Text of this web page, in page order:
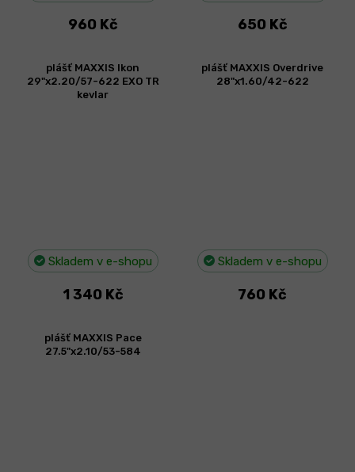
960 Kč 650 Kč
plášť MAXXIS Ikon
29"x2.20/57-622 EXO TR
kevlar
Skladem v e-shopu
1 340 Kč
plášť MAXXIS Overdrive
28"x1.60/42-622
Skladem v e-shopu
760 Kč
plášť MAXXIS Pace
27.5"x2.10/53-584